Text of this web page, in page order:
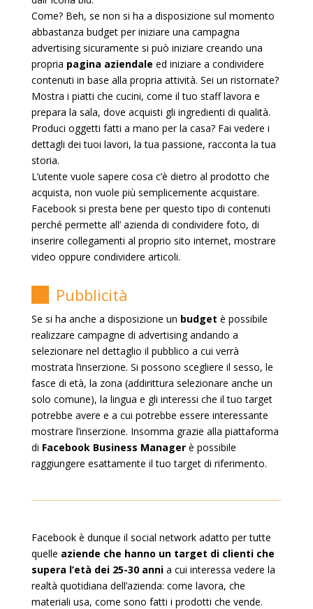
Come? Beh, se non si ha a disposizione sul momento
abbastanza budget per iniziare una campagna
advertising sicuramente si può iniziare creando una
propria pagina aziendale ed iniziare a condividere
contenuti in base alla propria attività. Sei un ristornate?
Mostra i piatti che cucini, come il tuo staff lavora e
prepara la sala, dove acquisti gli ingredienti di qualità.
Produci oggetti fatti a mano per la casa? Fai vedere i
dettagli dei tuoi lavori, la tua passione, racconta la tua
storia.
L’utente vuole sapere cosa c’è dietro al prodotto che
acquista, non vuole più semplicemente acquistare.
Facebook si presta bene per questo tipo di contenuti
perché permette all’ azienda di condividere foto, di
inserire collegamenti al proprio sito internet, mostrare
video oppure condividere articoli.
Pubblicità
Se si ha anche a disposizione un budget è possibile
realizzare campagne di advertising andando a
selezionare nel dettaglio il pubblico a cui verrà
mostrata l’inserzione. Si possono scegliere il sesso, le
fasce di età, la zona (addirittura selezionare anche un
solo comune), la lingua e gli interessi che il tuo target
potrebbe avere e a cui potrebbe essere interessante
mostrare l’inserzione. Insomma grazie alla piattaforma
di Facebook Business Managerè possibile
raggiungere esattamente il tuo target di riferimento.
Facebook è dunque il social network adatto per tutte
quelle aziende che hanno un target di clienti che
supera l’età dei 25-30 annia cui interessa vedere la
realtà quotidiana dell’azienda: come lavora, che
materiali usa, come sono fatti i prodotti che vende.